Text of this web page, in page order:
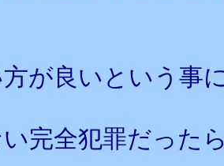
が良いという事
完全犯罪だった